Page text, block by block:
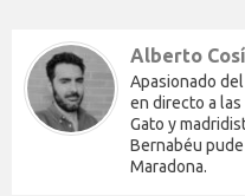
Alberto
Apasionado
en directo a
Gato y
Bernabéu
Maradona.